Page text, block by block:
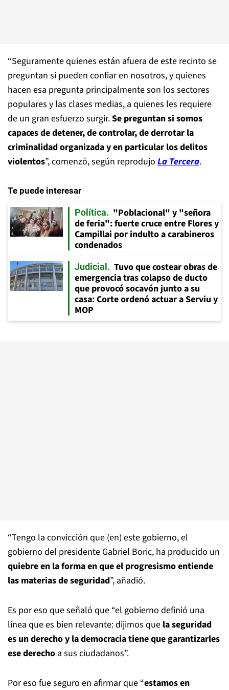
“Seguramente quienes están afuera de este recinto se
preguntan si pueden confiar en nosotros, y quienes
hacen esa pregunta principalmente son los sectores
populares y las clases medias, a quienes les requiere
de un gran esfuerzo surgir.Se preguntan si somos
capaces de detener, de controlar, de derrotar la
criminalidad organizada y en particular los delitos
violentos”, comenzó, según reprodujo La Tercera.
Te puede interesar
Política
"Poblacional" y "señora
de feria": fuerte cruce entre Flores y
Campillai por indulto a carabineros
condenados
Judicial
Tuvo que costear obras de
emergencia tras colapso de ducto
que provocó socavón junto a su
casa: Corte ordenó actuar a Serviu y
MOP
“Tengo la convicción que (en) este gobierno, el
gobierno del presidente Gabriel Boric, ha producido un
quiebre en la forma en que el progresismo entiende
las materias de seguridad”, añadió.
Es por eso que señaló que “el gobierno definió una
línea que es bien relevante: dijimos que la seguridad
es un derecho y la democracia tiene que garantizarles
ese derecho a sus ciudadanos”.
Por eso fue seguro en afirmar que “estamos en